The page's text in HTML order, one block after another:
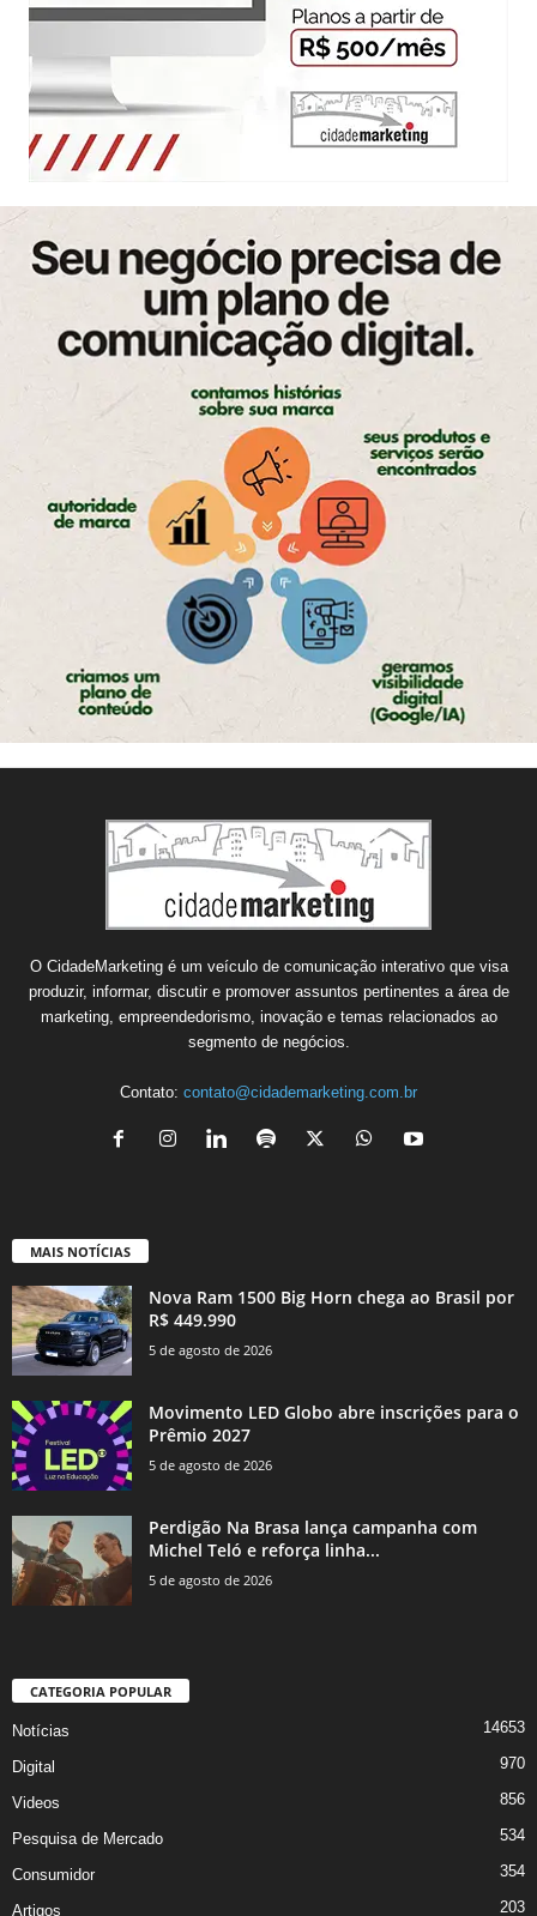
O CidadeMarketing é um veículo de comunicação interativo que visa
produzir, informar, discutir e promover assuntos pertinentes a área de
marketing, empreendedorismo, inovação e temas relacionados ao
segmento de negócios.
Contato: contato@cidademarketing.com.br
MAIS NOTÍCIAS
Nova Ram 1500 Big Horn chega ao Brasil por
R$ 449.990
5 de agosto de 2026
Movimento LED Globo abre inscrições para o
Prêmio 2027
5 de agosto de 2026
Perdigão Na Brasa lança campanha com
Michel Teló e reforça linha...
5 de agosto de 2026
CATEGORIA POPULAR
Notícias 14653
Digital 970
Videos 856
Pesquisa de Mercado 534
Consumidor 354
Artigos 203